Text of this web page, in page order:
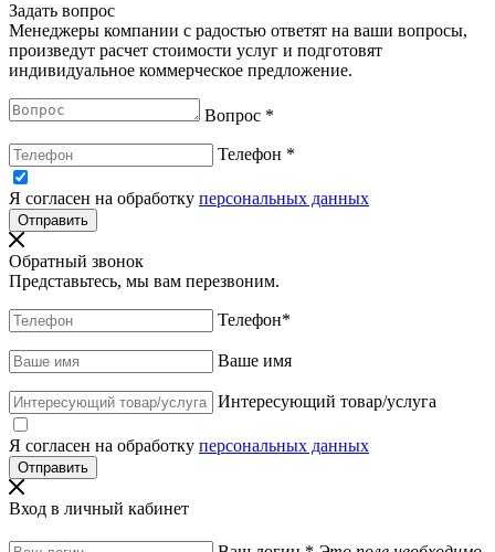
Задать вопрос
Менеджеры компании с радостью ответят на ваши вопросы,
произведут расчет стоимости услуг и подготовят
индивидуальное коммерческое предложение.
Вопрос *
Телефон *
Я согласен на обработку персональных данных
Обратный звонок
Представьтесь, мы вам перезвоним.
Телефон*
Ваше имя
Интересующий товар/услуга
Я согласен на обработку персональных данных
Вход в личный кабинет